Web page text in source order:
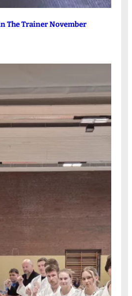
The Trainer November